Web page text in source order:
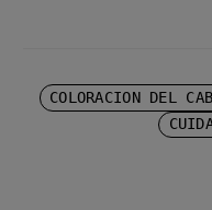
COLORACIÓN DEL